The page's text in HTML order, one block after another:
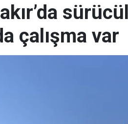
çalışma var